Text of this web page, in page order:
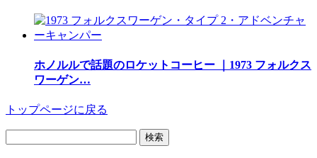
ホノルルで話題のロケットコーヒー ｜1973 フォルクス
ワーゲン…
トップページに戻る